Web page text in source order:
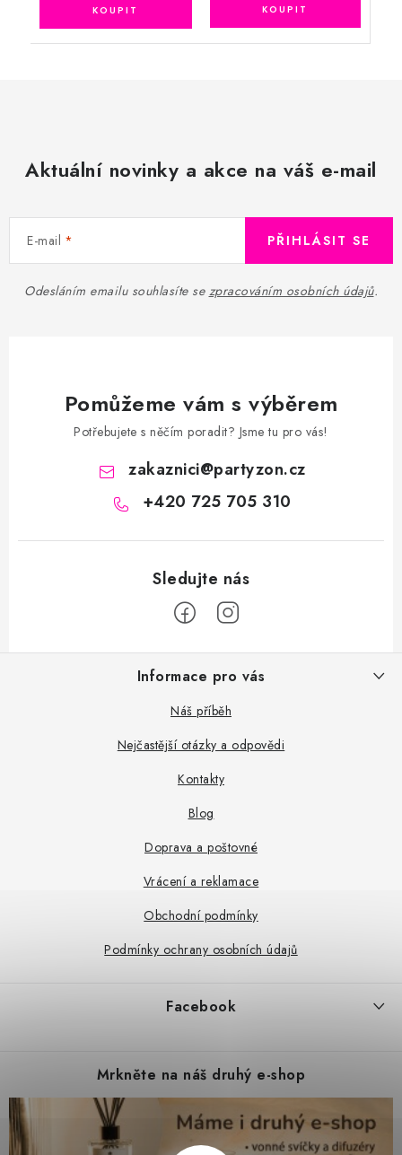
Aktuální novinky a akce na váš e-mail
E-mail
Odesláním emailu souhlasíte se zpracováním osobních údajů.
PŘIHLÁSIT SE
Pomůžeme vám s výběrem
Potřebujete s něčím poradit? Jsme tu pro vás!
zakaznici@partyzon.cz
+420 725 705 310
Z
Informace pro vás
Náš příběh
Nejčastější otázky a odpovědi
Kontakty
Blog
Doprava a poštovné
Vrácení a reklamace
Obchodní podmínky
Podmínky ochrany osobních údajů
Facebook
Mrkněte na náš druhý e-shop